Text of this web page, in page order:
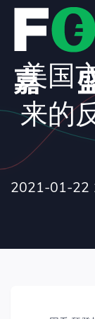
美国
来的
2021-01-22